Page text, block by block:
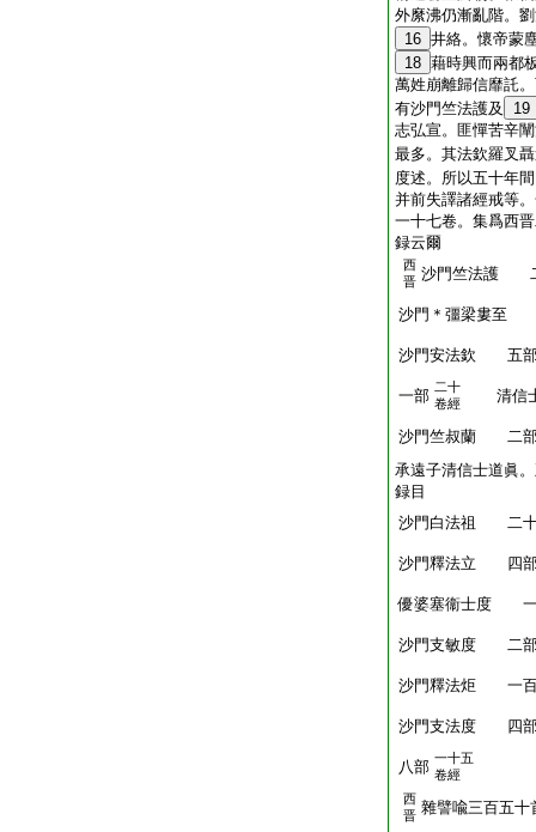
外縻沸仍漸亂階。
16 井絡。懷帝蒙
18 藉時興而兩都
萬姓崩離歸信靡託
有沙門竺法護及
19
志弘宣。匪憚苦辛
最多。其法欽羅叉
度述。所以五十年
并前失譯諸經戒等
一十七卷。集爲西
録云爾
西
晋 沙門竺法護
沙門＊彊梁婁至
沙門安法欽 五
一部 二十
卷經
清信
沙門竺叔蘭 二
承遠子清信士道眞
録目
沙門白法祖 二十
沙門釋法立 四
優婆塞衞士度
沙門支敏度 二
沙門釋法炬 一百
沙門支法度 四
八部 一十五
卷經
西
晋 雜譬喩三百五十